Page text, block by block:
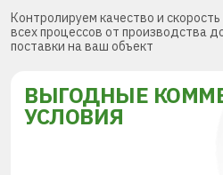
Контролируем качество и скорость
всех процессов от производства
поставки на ваш объект
ВЫГОДНЫЕ
УСЛОВИЯ